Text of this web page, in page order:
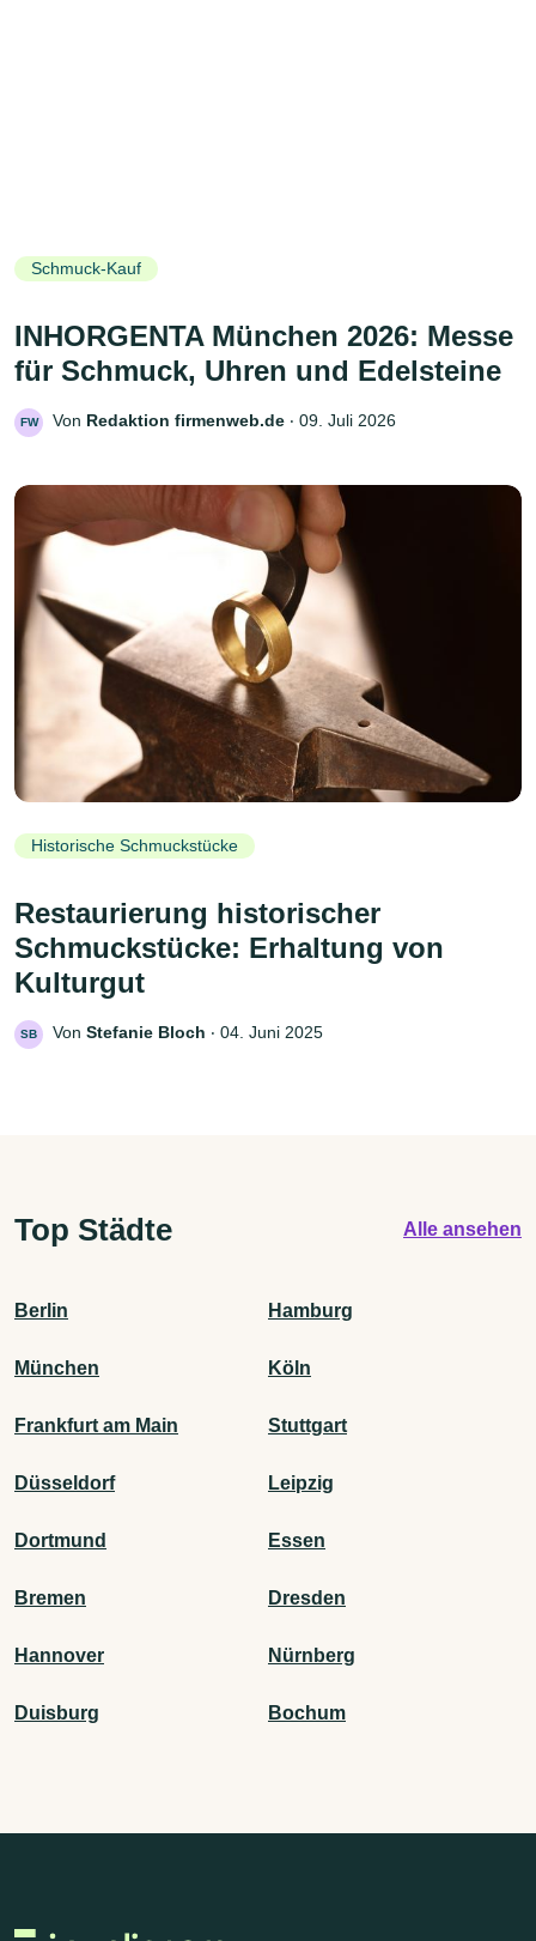
Schmuck-Kauf
INHORGENTA München 2026: Messe
für Schmuck, Uhren und Edelsteine
FW Von Redaktion firmenweb.de ‧ 09. Juli 2026
Historische Schmuckstücke
Restaurierung historischer
Schmuckstücke: Erhaltung von
Kulturgut
SB Von Stefanie Bloch ‧ 04. Juni 2025
Top Städte Alle ansehen
Berlin Hamburg
München Köln
Frankfurt am Main Stuttgart
Düsseldorf Leipzig
Dortmund Essen
Bremen Dresden
Hannover Nürnberg
Duisburg Bochum